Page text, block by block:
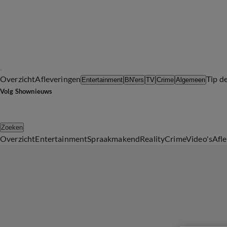
OverzichtAfleveringen Entertainment BN'ers TV Crime AlgemeenTip
Volg Shownieuws
Zoeken
OverzichtEntertainmentSpraakmakendRealityCrimeVideo's